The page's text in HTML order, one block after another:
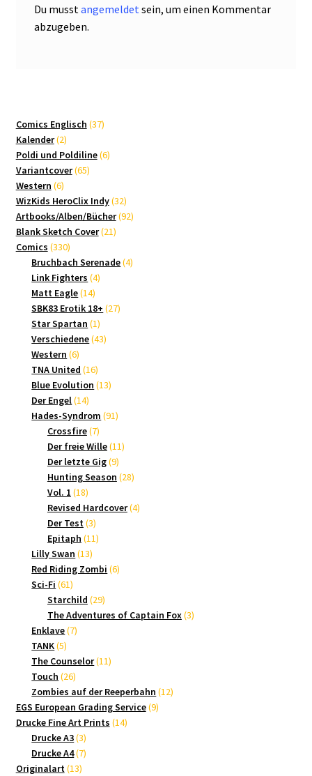
Du musst angemeldet sein, um einen Kommentar
abzugeben.
Comics Englisch 3737
Kalender 22
Produkte
Poldi und Poldiline 66
Variantcover 6565
Western 66
Produkte
WizKids HeroClix Indy 3232
Produkte
Artbooks/Alben/Bücher 9292
Blank Sketch Cover 2121
Comics 330330
Produkte
Bruchbach Serenade 44
Link Fighters 44
Matt Eagle 1414
Produkte
SBK83 Erotik 18+ 2727
Star Spartan 11
Produkt
Verschiedene 4343
Western 66
Produkte
TNA United 1616
Produkte
Blue Evolution 1313
Der Engel 1414
Produkte
Hades-Syndrom 9191
Crossfire 77
Produkte
Der freie Wille 1111
Der letzte Gig 99
Produkte
Hunting Season 2828
Vol. 1 1818
Produkte
Revised Hardcover 44
Der Test 33
Produkte
Epitaph 1111
Lilly Swan 1313
Produkte
Red Riding Zombi 66
Sci-Fi 6161
Produkte
Starchild 2929
Produkte
The Adventures of Captain Fox 33
Enklave 77
TANK 55
Produkte
The Counselor 1111
Touch 2626
Produkte
Zombies auf der Reeperbahn 1212
EGS European Grading Service 99
Drucke Fine Art Prints 1414
Drucke A3 33
Produkte
Drucke A4 77
Originalart 1313